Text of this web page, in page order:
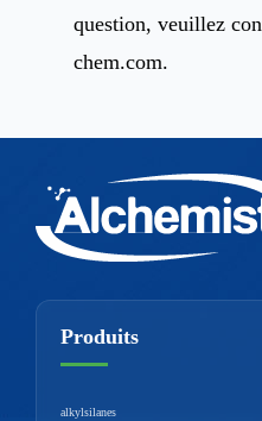
question, veuillez
chem.com.
Produits
alkylsilanes